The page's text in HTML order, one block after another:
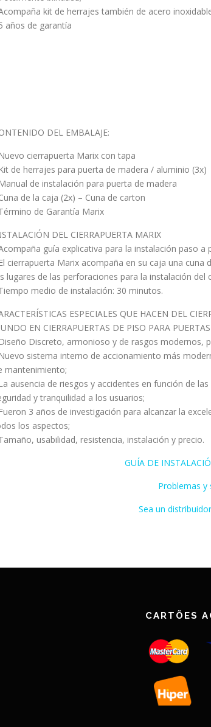
kit de herrajes también de acero
años de garantía
DEL EMBALAJE:
cierrapuerta Marix con tapa
de herrajes para puerta de madera / aluminio (3x)
de instalación para puerta de madera
de la caja (2x) – Cuna de carton
de Garantía Marix
DEL CIERRAPUERTA MARIX
guía explicativa para la instalación paso a
cierrapuerta Marix acompaña en su caja una
lugares de las perforaciones para la instalación
medio de instalación: 30 minutos.
ESPECIALES QUE HACEN DEL
EN CIERRAPUERTAS DE PISO PARA
Discreto, armonioso y de rasgos modernos,
sistema interno de accionamiento más
mantenimiento;
ausencia de riesgos y accidentes en función de
y tranquilidad a los usuarios;
3 años de investigación para alcanzar la
los aspectos;
usabilidad, resistencia, instalación y precio.
GUÍA DE
Problemas y
Sea un
CARTÕES